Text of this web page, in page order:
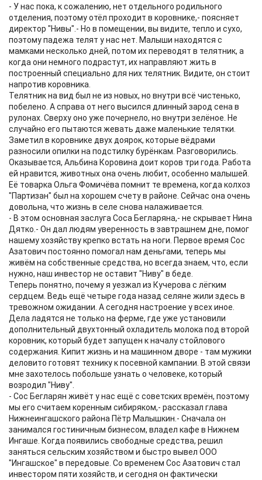
- У нас пока, к сожалению, нет отдельного родильного
отделения, поэтому отёл проходит в коровнике,- поясняет
директор "Нивы".- Но в помещении, вы видите, тепло и сухо,
поэтому падежа телят у нас нет. Малыши находятся с
мамками несколько дней, потом их переводят в телятник, а
когда они немного подрастут, их направляют жить в
построенный специально для них телятник. Видите, он стоит
напротив коровника.
Телятник на вид был не из новых, но внутри всё чистенько,
побелено. А справа от него высился длинный зарод сена в
рулонах. Сверху оно уже почернело, но внутри зелёное. Не
случайно его пытаются жевать даже маленькие телятки.
Заметил в коровнике двух доярок, которые вёдрами
разносили опилки на подстилку бурёнкам. Разговорились.
Оказывается, Альбина Коровина доит коров три года. Работа
ей нравится, животных она очень любит, особенно малышей.
Её товарка Ольга Фомичёва помнит те времена, когда колхоз
"Партизан" был на хорошем счету в районе. Сейчас она очень
довольна, что жизнь в селе снова налаживается.
- В этом основная заслуга Соса Бегларяна,- не скрывает Нина
Дятко.- Он дал людям уверенность в завтрашнем дне, помог
нашему хозяйству крепко встать на ноги. Первое время Сос
Азатович постоянно помогал нам деньгами, теперь мы
живём на собственные средства, но всегда знаем, что, если
нужно, наш инвестор не оставит "Ниву" в беде.
Теперь понятно, почему я уезжал из Кучерова с лёгким
сердцем. Ведь ещё четыре года назад селяне жили здесь в
тревожном ожидании. А сегодня настроение у всех иное.
Дела ладятся не только на ферме, где уже установили
дополнительный двухтонный охладитель молока под второй
коровник, который будет запущен к началу стойлового
содержания. Кипит жизнь и на машинном дворе - там мужики
деловито готовят технику к посевной кампании. В этой связи
мне захотелось побольше узнать о человеке, который
возродил "Ниву".
- Сос Бегларян живёт у нас ещё с советских времён, поэтому
мы его считаем коренным сибиряком,- рассказал глава
Нижнеингашского района Пётр Малышкин.- Сначала он
занимался гостиничным бизнесом, владел кафе в Нижнем
Ингаше. Когда появились свободные средства, решил
заняться сельским хозяйством и быстро вывел ООО
"Ингашское" в передовые. Со временем Сос Азатович стал
инвестором пяти хозяйств, и сегодня он фактически